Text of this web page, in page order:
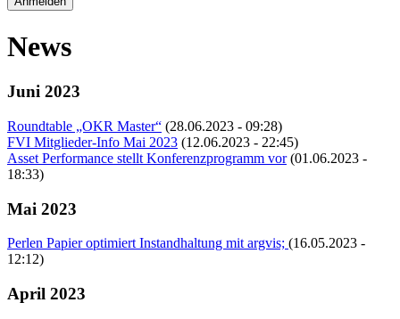
News
Juni 2023
Roundtable „OKR Master“ (28.06.2023 - 09:28)
FVI Mitglieder-Info Mai 2023 (12.06.2023 - 22:45)
Asset Performance stellt Konferenzprogramm vor (01.06.2023 -
18:33)
Mai 2023
Perlen Papier optimiert Instandhaltung mit argvis; (16.05.2023 -
12:12)
April 2023